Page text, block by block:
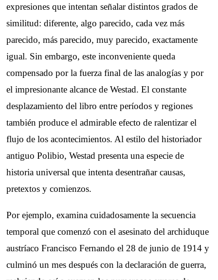
expresiones que intentan señalar distintos grados de
similitud: diferente, algo parecido, cada vez más
parecido, más parecido, muy parecido, exactamente
igual. Sin embargo, este inconveniente queda
compensado por la fuerza final de las analogías y por
el impresionante alcance de Westad. El constante
desplazamiento del libro entre períodos y regiones
también produce el admirable efecto de ralentizar el
flujo de los acontecimientos. Al estilo del historiador
antiguo Polibio, Westad presenta una especie de
historia universal que intenta desentrañar causas,
pretextos y comienzos.
Por ejemplo, examina cuidadosamente la secuencia
temporal que comenzó con el asesinato del archiduque
austríaco Francisco Fernando el 28 de junio de 1914 y
culminó un mes después con la declaración de guerra,